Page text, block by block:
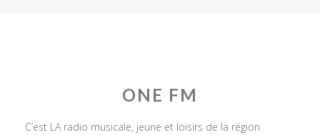
ONE FM
C’est LA radio musicale, jeune et loisirs de la région